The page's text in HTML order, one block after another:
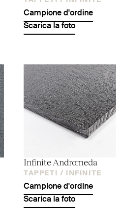
Campione d'ordine
Scarica la foto
Infinite Andromeda
TAPPETI / INFINITE
Campione d'ordine
Scarica la foto